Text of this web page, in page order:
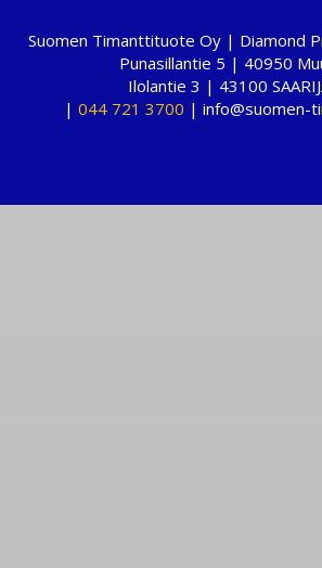
Suomen Timanttituote Oy | Diamond
Punasillantie 5 | 40950
Ilolantie 3 | 43100
| 044 721 3700 | info@suomen-